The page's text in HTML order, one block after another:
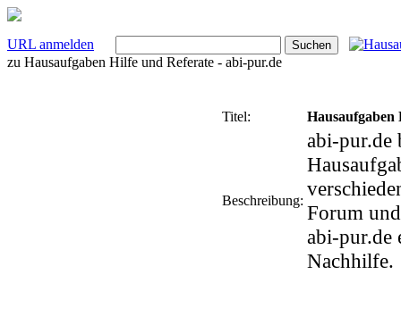
URL anmelden
zu Hausaufgaben Hilfe und Referate - abi-pur.de
Titel: Hausaufgaben
Beschreibung:
abi-pur.de
Forum
abi-pur.de
Nachhilfe.